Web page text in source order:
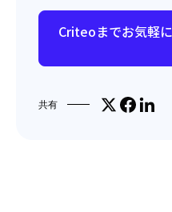
Criteoまでお気軽
共有 Share on X